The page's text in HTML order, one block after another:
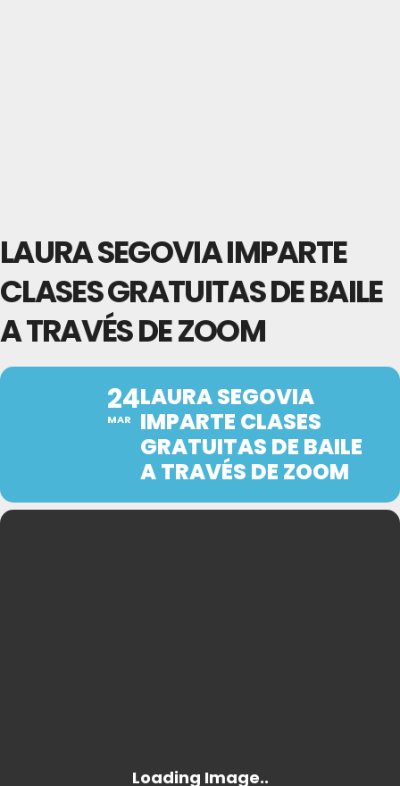
LAURA SEGOVIA IMPARTE
CLASES GRATUITAS DE BAILE
A TRAVÉS DE ZOOM
24
MAR
LAURA SEGOVIA
IMPARTE CLASES
GRATUITAS DE BAILE
A TRAVÉS DE ZOOM